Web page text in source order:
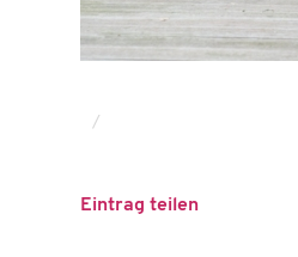
/
Eintrag teilen